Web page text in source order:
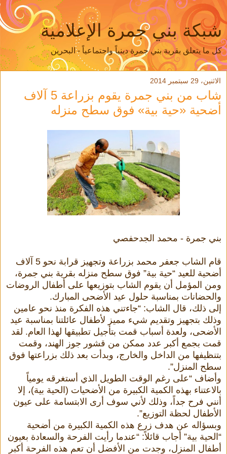
شبكة بني جمرة الإعلامية
كل ما يتعلق بقرية بني جمرة دينياً واجتماعياً - البحرين
الاثنين، 29 سبتمبر 2014
شاب من بني جمرة يقوم بزراعة 5 آلاف
أضحية «حية بية» فوق سطح منزله
بني جمرة - محمد الجدحفصي
قام الشاب جعفر محمد بزراعة وتجهيز قرابة نحو 5 آلاف
أضحية للعيد “حية بية” فوق سطح منزله بقرية بني جمرة،
ومن المؤمل أن يقوم الشاب بتوزيعها على أطفال الروضات
والحضانات بمناسبة حلول عيد الأضحى المبارك.
إلى ذلك، قال الشاب: “جاءتني هذه الفكرة منذ نحو عامين
وذلك بتجهيز وتقديم شيء مميز لأطفال عائلتنا بمناسبة عيد
الأضحى، ولعدة أسباب قمت بتأجيل تطبيقها لهذا العام. لقد
قمت بجمع أكبر عدد ممكن من قشور جوز الهند، وقمت
بتنظيفها من الداخل والخارج، وبدأت بعد ذلك بزراعتها فوق
سطح المنزل”.
وأضاف “على رغم الوقت الطويل الذي أستغرقه يومياً
بالاعتناء بهذه الكمية الكبيرة من الأضحيات (الحية بية)، إلا
أنني فرح جداً، وذلك لأني سوف أرى الابتسامة على عيون
الأطفال لحظة التوزيع”.
وبسؤاله عن هدف زرع هذه الكمية الكبيرة من أضحية
“الحية بية” أجاب قائلاً: “عندما رأيت الفرحة والسعادة بعيون
أطفال المنزل، وجدت من الأفضل أن تعم هذه الفرحة أكبر